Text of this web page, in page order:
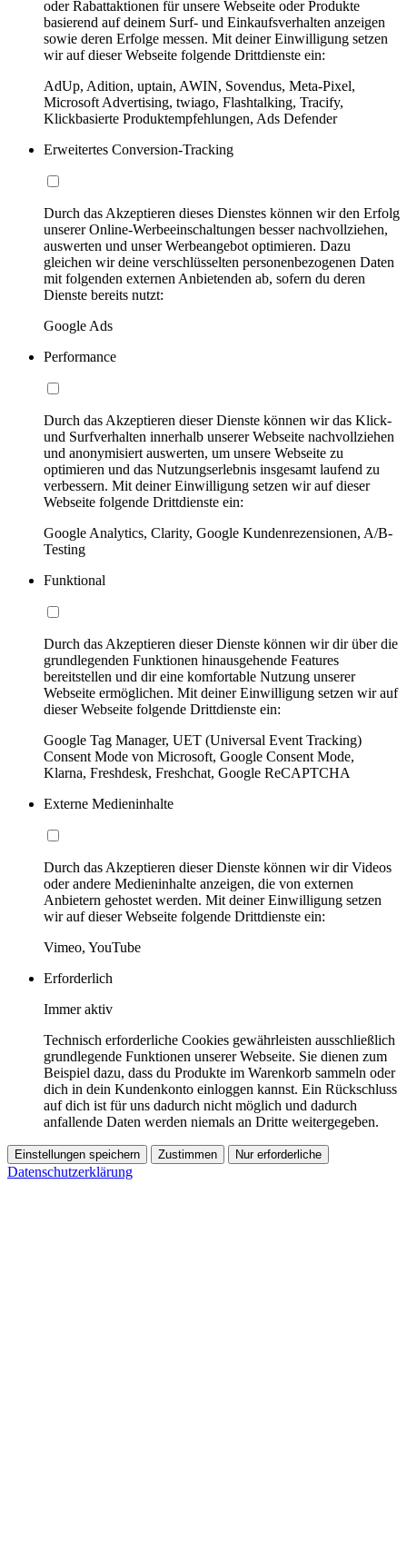
oder Rabattaktionen für unsere Webseite oder Produkte
basierend auf deinem Surf- und Einkaufsverhalten anzeigen
sowie deren Erfolge messen. Mit deiner Einwilligung setzen
wir auf dieser Webseite folgende Drittdienste ein:
AdUp, Adition, uptain, AWIN, Sovendus, Meta-Pixel,
Microsoft Advertising, twiago, Flashtalking, Tracify,
Klickbasierte Produktempfehlungen, Ads Defender
Erweitertes Conversion-Tracking
Durch das Akzeptieren dieses Dienstes können wir den Erfolg
unserer Online-Werbeeinschaltungen besser nachvollziehen,
auswerten und unser Werbeangebot optimieren. Dazu
gleichen wir deine verschlüsselten personenbezogenen Daten
mit folgenden externen Anbietenden ab, sofern du deren
Dienste bereits nutzt:
Google Ads
Performance
Durch das Akzeptieren dieser Dienste können wir das Klick-
und Surfverhalten innerhalb unserer Webseite nachvollziehen
und anonymisiert auswerten, um unsere Webseite zu
optimieren und das Nutzungserlebnis insgesamt laufend zu
verbessern. Mit deiner Einwilligung setzen wir auf dieser
Webseite folgende Drittdienste ein:
Google Analytics, Clarity, Google Kundenrezensionen, A/B-
Testing
Funktional
Durch das Akzeptieren dieser Dienste können wir dir über die
grundlegenden Funktionen hinausgehende Features
bereitstellen und dir eine komfortable Nutzung unserer
Webseite ermöglichen. Mit deiner Einwilligung setzen wir auf
dieser Webseite folgende Drittdienste ein:
Google Tag Manager, UET (Universal Event Tracking)
Consent Mode von Microsoft, Google Consent Mode,
Klarna, Freshdesk, Freshchat, Google ReCAPTCHA
Externe Medieninhalte
Durch das Akzeptieren dieser Dienste können wir dir Videos
oder andere Medieninhalte anzeigen, die von externen
Anbietern gehostet werden. Mit deiner Einwilligung setzen
wir auf dieser Webseite folgende Drittdienste ein:
Vimeo, YouTube
Erforderlich
Immer aktiv
Technisch erforderliche Cookies gewährleisten ausschließlich
grundlegende Funktionen unserer Webseite. Sie dienen zum
Beispiel dazu, dass du Produkte im Warenkorb sammeln oder
dich in dein Kundenkonto einloggen kannst. Ein Rückschluss
auf dich ist für uns dadurch nicht möglich und dadurch
anfallende Daten werden niemals an Dritte weitergegeben.
Einstellungen speichern Zustimmen Nur erforderliche
Datenschutzerklärung